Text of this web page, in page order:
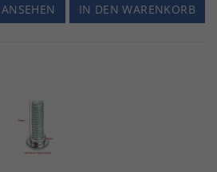
IN DEN WARENKORB
ANSEHEN